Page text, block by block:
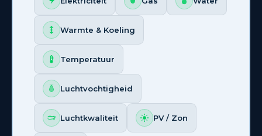
Warmte & Koeling
Temperatuur
Luchtvochtigheid
Luchtkwaliteit PV / Zon
Bekijk volledige hardwarecompatibiliteit →